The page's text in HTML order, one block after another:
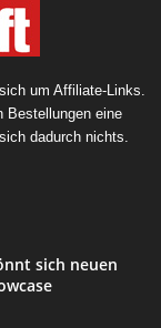
um Affiliate-Links.
Bestellungen eine
dadurch nichts.
sich neuen